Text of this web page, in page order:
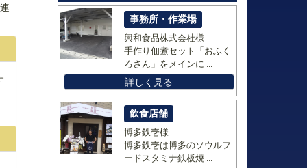
事務所・作業場
興和食品株式会社様
手作り佃煮セット「おふく
ろさん」をメインに ...
詳しく見る
飲食店舗
博多鉄壱様
博多鉄壱は博多のソウルフ
ードスタミナ鉄板焼 ...